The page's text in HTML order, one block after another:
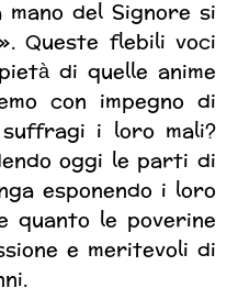
del Signore si
Queste flebili voci
di quelle anime
con impegno di
i loro mali?
oggi le parti di
esponendo i loro
quanto le poverine
e meritevoli di